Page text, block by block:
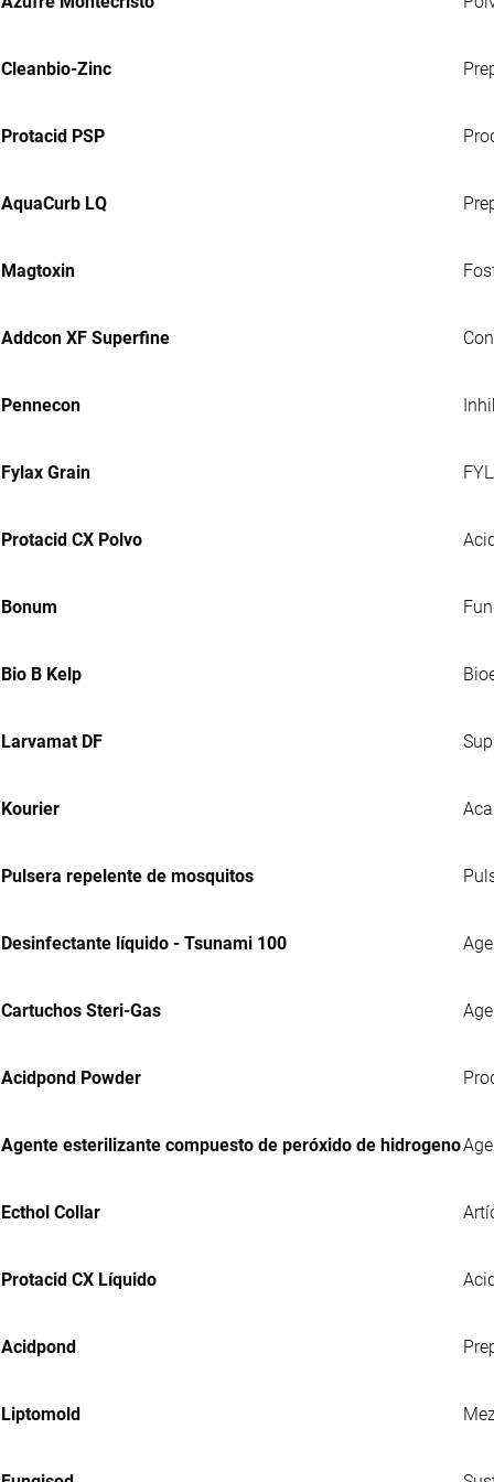
Cleanbio-Zinc
Protacid PSP
AquaCurb LQ
Magtoxin
Addcon XF Superfine
Pennecon
Fylax Grain
Protacid CX Polvo
Bonum
Bio B Kelp
Larvamat DF
Kourier
Pulsera repelente de mosquitos
Desinfectante líquido - Tsunami 100
Cartuchos Steri-Gas
Acidpond Powder
Agente esterilizante compuesto de peróxido de hidrogeno
Ecthol Collar
Protacid CX Líquido
Acidpond
Liptomold